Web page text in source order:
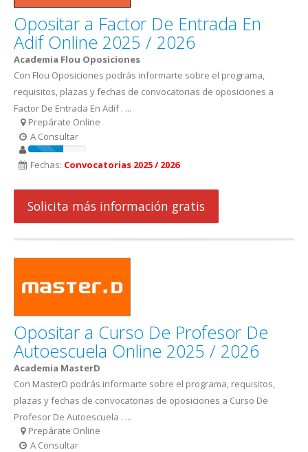
Opositar a Factor De Entrada En
Adif Online 2025 / 2026
Academia Flou Oposiciones
Con Flou Oposiciones podrás informarte sobre el programa,
requisitos, plazas y fechas de convocatorias de oposiciones a
Factor De Entrada En Adif . ...
Prepárate Online
A Consultar
Fechas: Convocatorias 2025 / 2026
Solicita más información gratis
Opositar a Curso De Profesor De
Autoescuela Online 2025 / 2026
Academia MasterD
Con MasterD podrás informarte sobre el programa, requisitos,
plazas y fechas de convocatorias de oposiciones a Curso De
Profesor De Autoescuela . ...
Prepárate Online
A Consultar